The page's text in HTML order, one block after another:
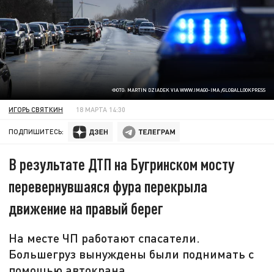
ФОТО: MARTIN DZIADEK VIA WWW.IMAGO-IMA /GLOBALLOOKPRESS
ИГОРЬ СВЯТКИН 18 МАРТА 14:30
ПОДПИШИТЕСЬ:
В результате ДТП на Бугринском мосту
перевернувшаяся фура перекрыла
движение на правый берег
На месте ЧП работают спасатели.
Большегруз вынуждены были поднимать с